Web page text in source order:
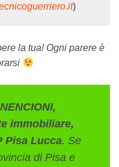
)
la tua! Ogni parere è
immobiliare,
Pisa Lucca. Se
di Pisa e